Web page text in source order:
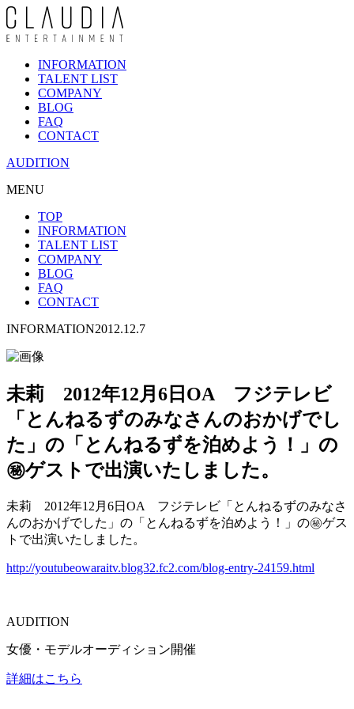
INFORMATION
TALENT LIST
COMPANY
BLOG
FAQ
CONTACT
AUDITION
MENU
TOP
INFORMATION
TALENT LIST
COMPANY
BLOG
FAQ
CONTACT
INFORMATION2012.12.7
未莉 2012年12月6日OA フジテレビ
「とんねるずのみなさんのおかげでし
た」の「とんねるずを泊めよう！」の
㊙ゲストで出演いたしました。
未莉 2012年12月6日OA フジテレビ「とんねるずのみなさ
んのおかげでした」の「とんねるずを泊めよう！」の㊙ゲス
トで出演いたしました。
http://youtubeowaraitv.blog32.fc2.com/blog-entry-24159.html
AUDITION
女優・モデルオーディション開催
詳細はこちら